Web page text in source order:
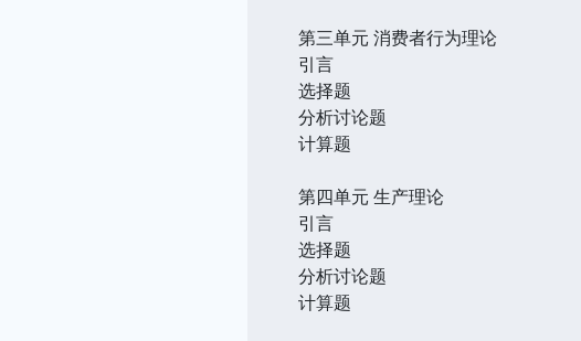
第三单元 消费者行为理论
引言
选择题
分析讨论题
计算题
第四单元 生产理论
引言
选择题
分析讨论题
计算题